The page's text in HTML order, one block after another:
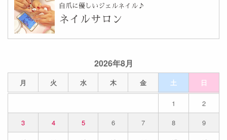
2026年8月
月 火 水 木 金 土 日
1
2
3
4 5 6 7 8
9
自爪に優しいジェルネイル♪
ネイルサロン